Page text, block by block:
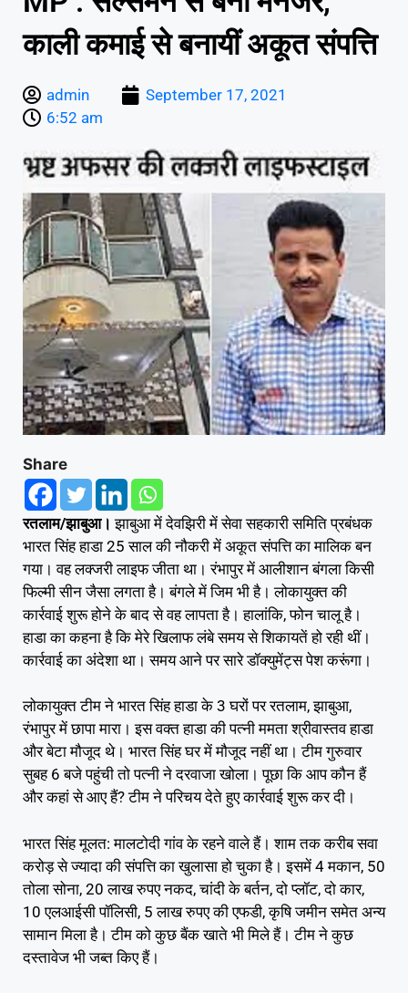
काली कमाई से बनायीं अकूत संपत्ति
admin
September 17, 2021
6:52 am
Share
रतलाम/झाबुआ। झाबुआ में देवझिरी में सेवा सहकारी समिति प्रबंधक
भारत सिंह हाडा 25 साल की नौकरी में अकूत संपत्ति का मालिक बन
गया। वह लक्जरी लाइफ जीता था। रंभापुर में आलीशान बंगला किसी
फिल्मी सीन जैसा लगता है। बंगले में जिम भी है। लोकायुक्त की
कार्रवाई शुरू होने के बाद से वह लापता है। हालांकि, फोन चालू है।
हाडा का कहना है कि मेरे खिलाफ लंबे समय से शिकायतें हो रही थीं।
कार्रवाई का अंदेशा था। समय आने पर सारे डॉक्युमेंट्स पेश करूंगा।
लोकायुक्त टीम ने भारत सिंह हाडा के 3 घरों पर रतलाम, झाबुआ,
रंभापुर में छापा मारा। इस वक्त हाडा की पत्नी ममता श्रीवास्तव हाडा
और बेटा मौजूद थे। भारत सिंह घर में मौजूद नहीं था। टीम गुरुवार
सुबह 6 बजे पहुंची तो पत्नी ने दरवाजा खोला। पूछा कि आप कौन हैं
और कहां से आए हैं? टीम ने परिचय देते हुए कार्रवाई शुरू कर दी।
भारत सिंह मूलत: मालटोदी गांव के रहने वाले हैं। शाम तक करीब सवा
करोड़ से ज्यादा की संपत्ति का खुलासा हो चुका है। इसमें 4 मकान, 50
तोला सोना, 20 लाख रुपए नकद, चांदी के बर्तन, दो प्लॉट, दो कार,
10 एलआईसी पॉलिसी, 5 लाख रुपए की एफडी, कृषि जमीन समेत अन्य
सामान मिला है। टीम को कुछ बैंक खाते भी मिले हैं। टीम ने कुछ
दस्तावेज भी जब्त किए हैं।